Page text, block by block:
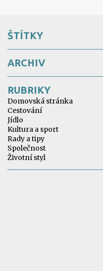
ŠTÍTKY
ARCHIV
RUBRIKY
Domovská stránka
Cestování
Jídlo
Kultura a sport
Rady a tipy
Společnost
Životní styl